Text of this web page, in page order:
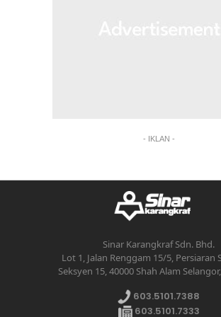
- IKLAN -
Sinar Karangkraf Sdn. Bhd.
Lot 1, Jalan Renggam 15/5, Persiaran
Seksyen 15, 40000 Shah Alam
603.5101.7388
603.5101.7333